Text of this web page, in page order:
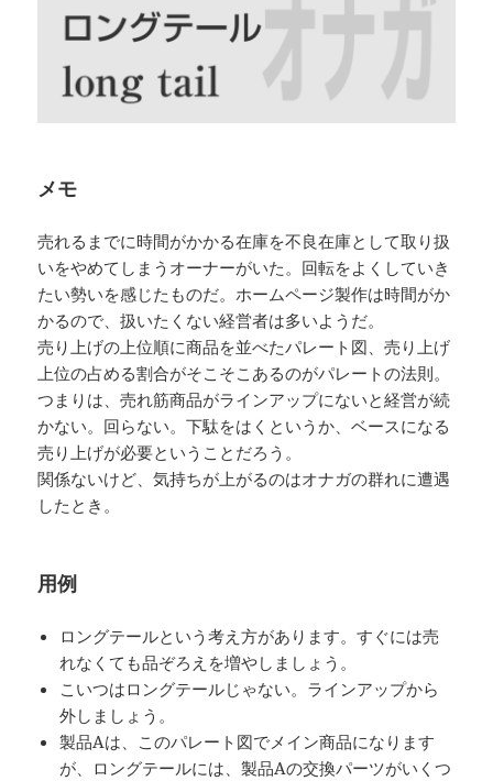
メモ
売れるまでに時間がかかる在庫を不良在庫として取り扱
いをやめてしまうオーナーがいた。回転をよくしていき
たい勢いを感じたものだ。ホームページ製作は時間がか
かるので、扱いたくない経営者は多いようだ。
売り上げの上位順に商品を並べたパレート図、売り上げ
上位の占める割合がそこそこあるのがパレートの法則。
つまりは、売れ筋商品がラインアップにないと経営が続
かない。回らない。下駄をはくというか、ベースになる
売り上げが必要ということだろう。
関係ないけど、気持ちが上がるのはオナガの群れに遭遇
したとき。
用例
ロングテールという考え方があります。すぐには売
れなくても品ぞろえを増やしましょう。
こいつはロングテールじゃない。ラインアップから
外しましょう。
製品Aは、このパレート図でメイン商品になります
が、ロングテールには、製品Aの交換パーツがいくつ